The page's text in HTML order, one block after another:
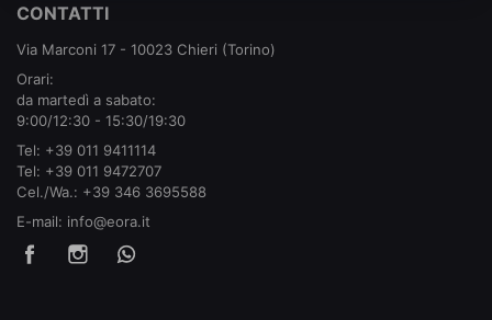
CONTATTI
Via Marconi 17 - 10023 Chieri (Torino)
Orari:
da martedì a sabato:
9:00/12:30 - 15:30/19:30
Tel: +39 011 9411114
Tel: +39 011 9472707
Cel./Wa.: +39 346 3695588
E-mail: info@eora.it